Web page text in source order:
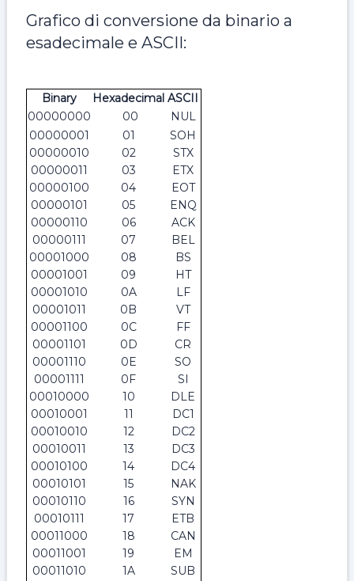
Grafico di conversione da binario a
esadecimale e ASCII:
Binary Hexadecimal ASCII
00000000
00
NUL
00000001
01
SOH
00000010
02
STX
00000011
03
ETX
00000100
04
EOT
00000101
05
ENQ
00000110
06
ACK
00000111
07
BEL
00001000
08
BS
00001001
09
HT
00001010
0A
LF
00001011
0B
VT
00001100
0C
FF
00001101
0D
CR
00001110
0E
SO
00001111
0F
SI
00010000
10
DLE
00010001
11
DC1
00010010
12
DC2
00010011
13
DC3
00010100
14
DC4
00010101
15
NAK
00010110
16
SYN
00010111
17
ETB
00011000
18
CAN
00011001
19
EM
00011010
1A
SUB